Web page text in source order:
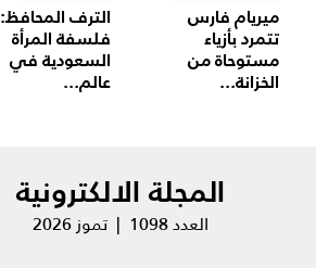
ميريام فارس
تتمرد بأزياء
مستوحاة من
الخزانة...
الترف المحافظ:
فلسفة المرأة
السعودية في
عالم...
المجلة الالكترونية
العدد 1098 | تموز 2026